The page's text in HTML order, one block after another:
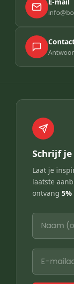
Schrijf
Laat je
laatste
ontvang